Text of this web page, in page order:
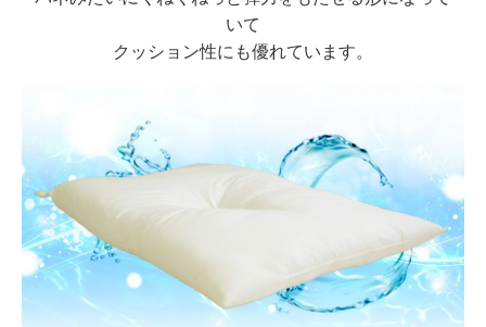
いて
クッション性にも優れています。